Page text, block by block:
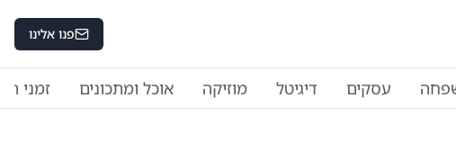
פנו אלינו
עסקים דיגיטל מוזיקה אוכל ומתכונים זמני